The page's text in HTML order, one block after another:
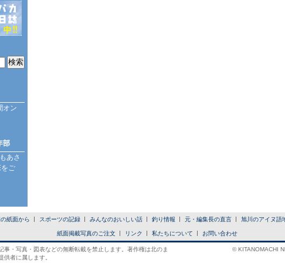
オン
部
あさ
ご
紙面から スポーツの記録 みんなのおいしい話 釣り情報 元・編集長の直言 旭川のアイヌ語
紙面掲載写真のご注文 リンク 私たちについて お問い合わせ
事・写真・図表などの無断転載を禁止します。著作権は北のま
供者に属します。
© KITANOMACHI